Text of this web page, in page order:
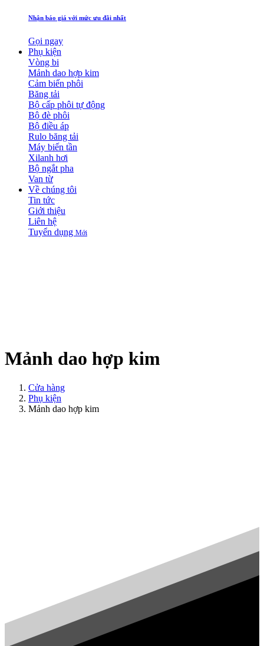
Nhận báo giá với mức ưu đãi nhất
Gọi ngay
Phụ kiện
Vòng bi
Mảnh dao hợp kim
Cảm biến phôi
Băng tải
Bộ cấp phôi tự động
Bộ đè phôi
Bộ điều áp
Rulo băng tải
Máy biến tần
Xilanh hơi
Bộ ngắt pha
Van từ
Về chúng tôi
Tin tức
Giới thiệu
Liên hệ
Tuyển dụng Mới
Mảnh dao hợp kim
Cửa hàng
Phụ kiện
Mảnh dao hợp kim